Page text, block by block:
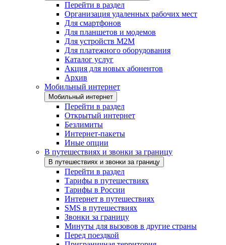
Перейти в раздел
Организация удаленных рабочих мест
Для смартфонов
Для планшетов и модемов
Для устройств M2M
Для платежного оборудования
Каталог услуг
Акция для новых абонентов
Архив
Мобильный интернет
Мобильный интернет
Перейти в раздел
Открытый интернет
Безлимиты
Интернет-пакеты
Иные опции
В путешествиях и звонки за границу
В путешествиях и звонки за границу
Перейти в раздел
Тарифы в путешествиях
Тарифы в России
Интернет в путешествиях
SMS в путешествиях
Звонки за границу
Минуты для вызовов в другие страны
Перед поездкой